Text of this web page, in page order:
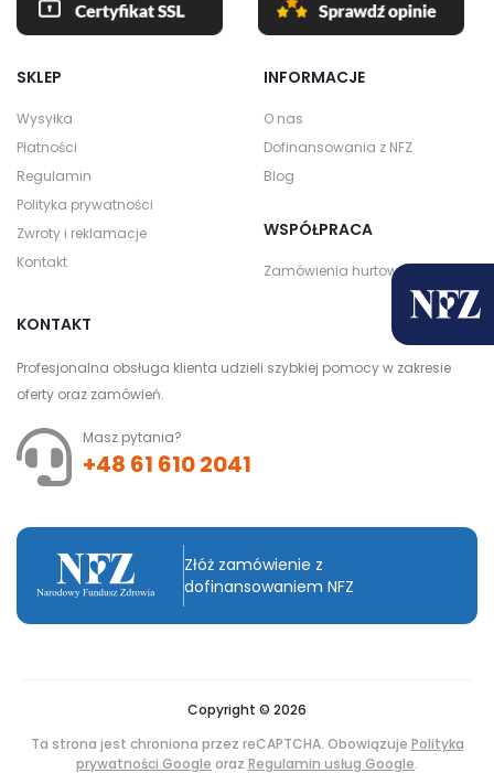
SKLEP
Wysyłka
Płatności
Regulamin
Polityka prywatności
Zwroty i reklamacje
Kontakt
INFORMACJE
O nas
Dofinansowania z NFZ
Blog
WSPÓŁPRACA
Zamówienia hurtowe
KONTAKT
Profesjonalna obsługa klienta udzieli szybkiej pomocy w zakresie
oferty oraz zamówień.
Masz pytania?
+48 61 610 2041
Złóż zamówienie z
dofinansowaniem NFZ
Copyright © 2026
Ta strona jest chroniona przez reCAPTCHA. Obowiązuje Polityka
prywatności Google oraz Regulamin usług Google.